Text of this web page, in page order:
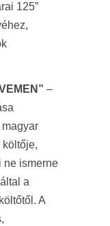
125”
–
ne ismerne
a
A